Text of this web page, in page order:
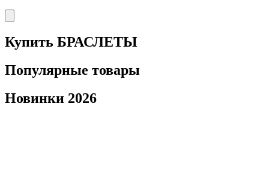
Купить БРАСЛЕТЫ
Популярные товары
Новинки 2026